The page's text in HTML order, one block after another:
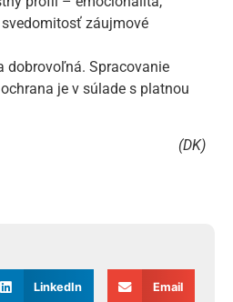
záujmové
dobrovoľná. Spracovanie
je v súlade s platnou
(DK)
LinkedIn Email